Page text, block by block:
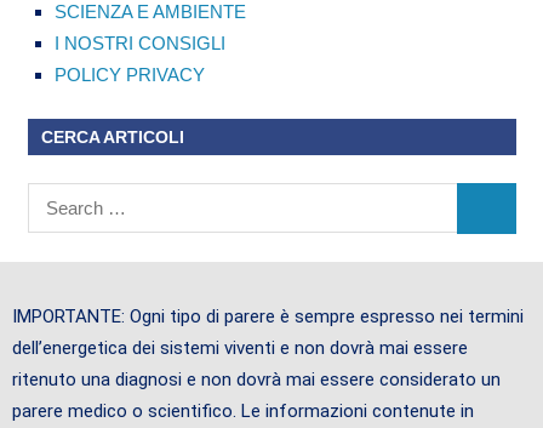
SCIENZA E AMBIENTE
I NOSTRI CONSIGLI
POLICY PRIVACY
CERCA ARTICOLI
IMPORTANTE: Ogni tipo di parere è sempre espresso nei termini
dell’energetica dei sistemi viventi e non dovrà mai essere
ritenuto una diagnosi e non dovrà mai essere considerato un
parere medico o scientifico. Le informazioni contenute in